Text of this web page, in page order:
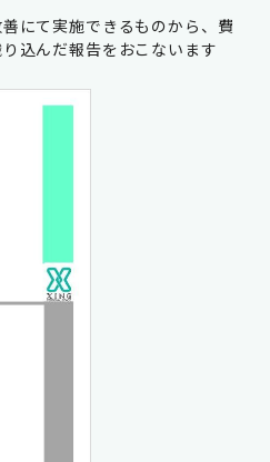
にて実施できるものから、費
込んだ報告をおこないます